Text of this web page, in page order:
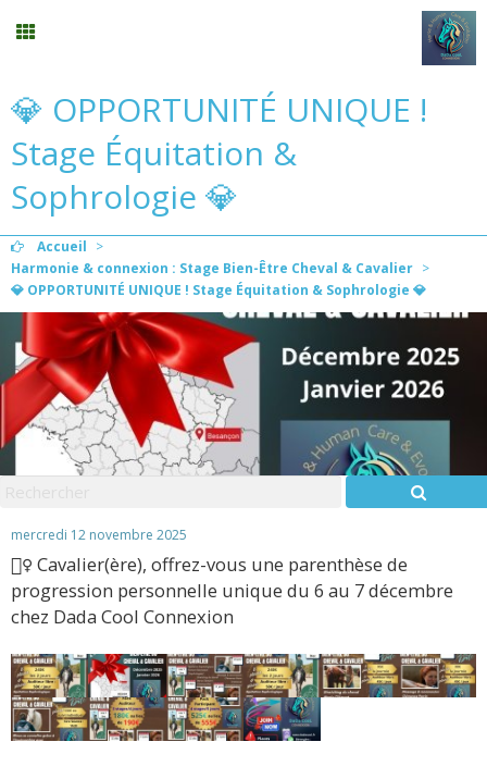
Randonnée
Planning
Menu
Mon compte
0 Panier
Contact
💎 OPPORTUNITÉ UNIQUE !
Stage Équitation &
Sophrologie 💎
Accueil >
Harmonie & connexion : Stage Bien-Être Cheval & Cavalier >
💎 OPPORTUNITÉ UNIQUE ! Stage Équitation & Sophrologie 💎
mercredi 12 novembre 2025
🧘‍♀️ Cavalier(ère), offrez-vous une parenthèse de
progression personnelle unique du 6 au 7 décembre
chez Dada Cool Connexion